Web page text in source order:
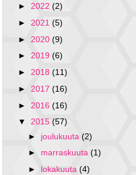
► 2022 (2)
► 2021 (5)
► 2020 (9)
► 2019 (6)
► 2018 (11)
► 2017 (16)
► 2016 (16)
▼ 2015 (57)
► joulukuuta(2)
► marraskuuta(1)
► lokakuuta(4)